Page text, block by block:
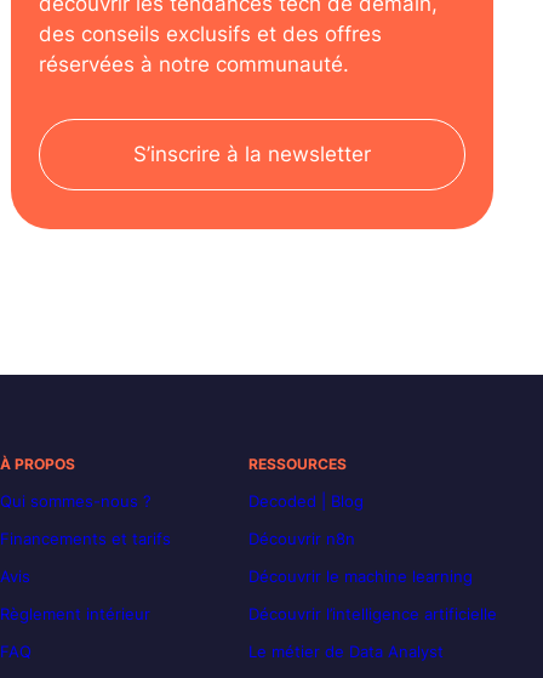
des conseils exclusifs et des offres
réservées à notre communauté.
S’inscrire à la newsletter
À PROPOS
Qui sommes-nous ?
Financements et tarifs
Avis
Règlement intérieur
FAQ
RESSOURCES
Decoded | Blog
Découvrir n8n
Découvrir le machine learning
Découvrir l’intelligence artificielle
Le métier de Data Analyst